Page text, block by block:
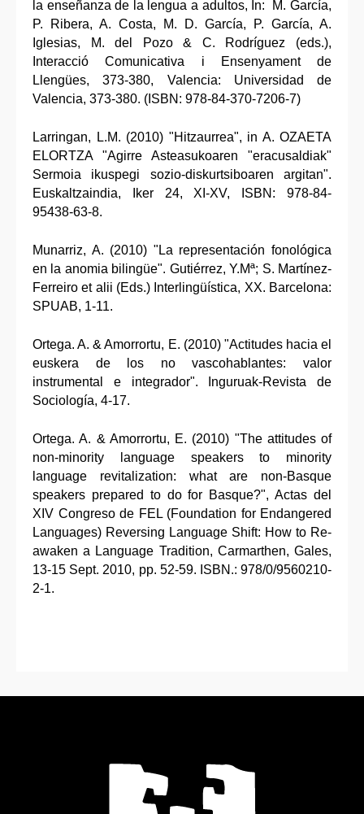
la enseñanza de la lengua a adultos, In: M. García,
P. Ribera, A. Costa, M. D. García, P. García, A.
Iglesias, M. del Pozo & C. Rodríguez (eds.),
Interacció Comunicativa i Ensenyament de
Llengües, 373-380, Valencia: Universidad de
Valencia, 373-380. (ISBN: 978-84-370-7206-7)
Larringan, L.M. (2010) "Hitzaurrea", in A. OZAETA
ELORTZA "Agirre Asteasukoaren "eracusaldiak"
Sermoia ikuspegi sozio-diskurtsiboaren argitan".
Euskaltzaindia, Iker 24, XI-XV, ISBN: 978-84-
95438-63-8.
Munarriz, A. (2010) "La representación fonológica
en la anomia bilingüe". Gutiérrez, Y.Mª; S. Martínez-
Ferreiro et alii (Eds.) Interlingüística, XX. Barcelona:
SPUAB, 1-11.
Ortega. A. & Amorrortu, E. (2010) "Actitudes hacia el
euskera de los no vascohablantes: valor
instrumental e integrador". Inguruak-Revista de
Sociología, 4-17.
Ortega. A. & Amorrortu, E. (2010) "The attitudes of
non-minority language speakers to minority
language revitalization: what are non-Basque
speakers prepared to do for Basque?", Actas del
XIV Congreso de FEL (Foundation for Endangered
Languages) Reversing Language Shift: How to Re-
awaken a Language Tradition, Carmarthen, Gales,
13-15 Sept. 2010, pp. 52-59. ISBN.: 978/0/9560210-
2-1.